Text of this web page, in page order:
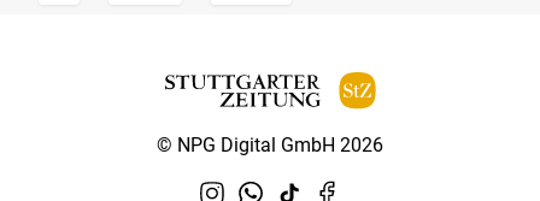
© NPG Digital GmbH 2026